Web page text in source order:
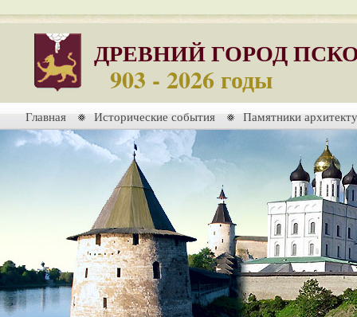
ДРЕВНИЙ ГОРОД
903 - 2026 годы
Главная Исторические события Памятники